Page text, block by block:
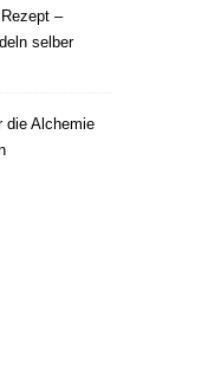
–
selber
die Alchemie